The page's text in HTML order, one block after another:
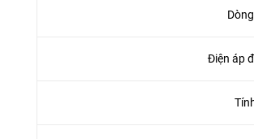
Điện áp